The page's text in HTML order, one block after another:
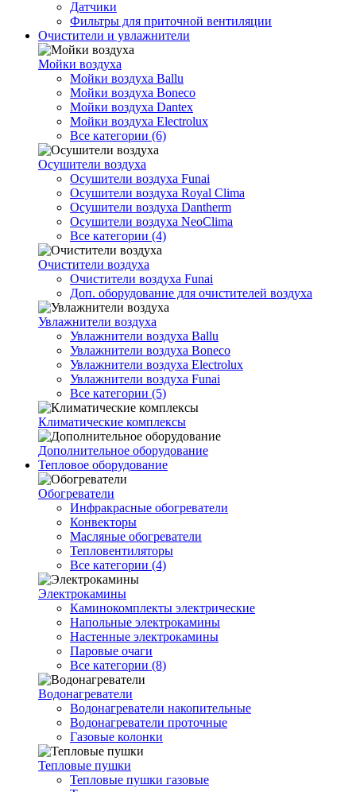
Датчики
Фильтры для приточной вентиляции
Очистители и увлажнители
Мойки воздуха
Мойки воздуха Ballu
Мойки воздуха Boneco
Мойки воздуха Dantex
Мойки воздуха Electrolux
Все категории (6)
Осушители воздуха
Осушители воздуха Funai
Осушители воздуха Royal Clima
Осушители воздуха Dantherm
Осушители воздуха NeoClima
Все категории (4)
Очистители воздуха
Очистители воздуха Funai
Доп. оборудование для очистителей воздуха
Увлажнители воздуха
Увлажнители воздуха Ballu
Увлажнители воздуха Boneco
Увлажнители воздуха Electrolux
Увлажнители воздуха Funai
Все категории (5)
Климатические комплексы
Дополнительное оборудование
Тепловое оборудование
Обогреватели
Инфракрасные обогреватели
Конвекторы
Масляные обогреватели
Тепловентиляторы
Все категории (4)
Электрокамины
Каминокомплекты электрические
Напольные электрокамины
Настенные электрокамины
Паровые очаги
Все категории (8)
Водонагреватели
Водонагреватели накопительные
Водонагреватели проточные
Газовые колонки
Тепловые пушки
Тепловые пушки газовые